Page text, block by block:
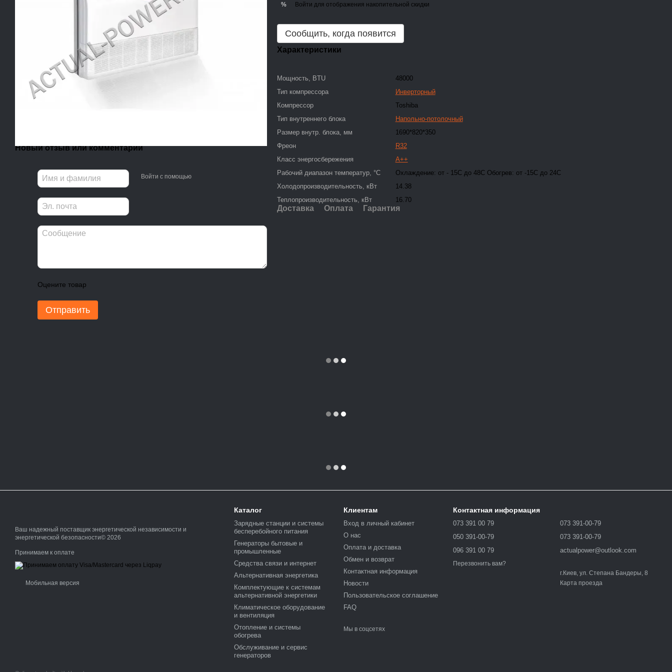
Новый отзыв или комментарий
Войти с помощью
Оцените товар
Отправить
% Войти для отображения накопительной скидки
Сообщить, когда появится
Характеристики
Мощность, BTU
48000
Тип компрессора
Инверторный
Компрессор
Toshiba
Тип внутреннего блока
Напольно-потолочный
Размер внутр. блока, мм
1690*820*350
Фреон
R32
Класс энергосбережения
A++
Рабочий диапазон температур, °С
Охлаждение: от - 15С до 48С Обогрев: от -15С до 24С
Холодопроизводительность, кВт
14.38
Теплопроизводительность, кВт
16.70
Доставка Оплата Гарантия
Ваш надежный поставщик энергетической независимости и
энергетической безопасности© 2026
Принимаем к оплате
Мобильная версия
Каталог
Зарядные станции и системы
бесперебойного питания
Генераторы бытовые и
промышленные
Средства связи и интернет
Альтернативная энергетика
Комплектующие к системам
альтернативной энергетики
Климатическое оборудование
и вентиляция
Отопление и системы
обогрева
Обслуживание и сервис
генераторов
Клиентам
Вход в личный кабинет
О нас
Оплата и доставка
Обмен и возврат
Контактная информация
Новости
Пользовательское соглашение
FAQ
Мы в соцсетях
Контактная информация
073 391 00 79
050 391-00-79
096 391 00 79
Перезвонить вам?
073 391-00-79
073 391-00-79
actualpower@outlook.com
г.Киев, ул. Степана Бандеры, 8
Карта проезда